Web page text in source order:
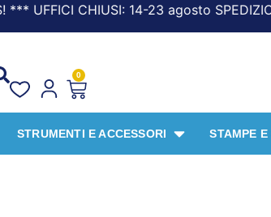
CHIUSI: 14-23 agosto SPEDIZIONI
0
STRUMENTI E ACCESSORI STAMPE